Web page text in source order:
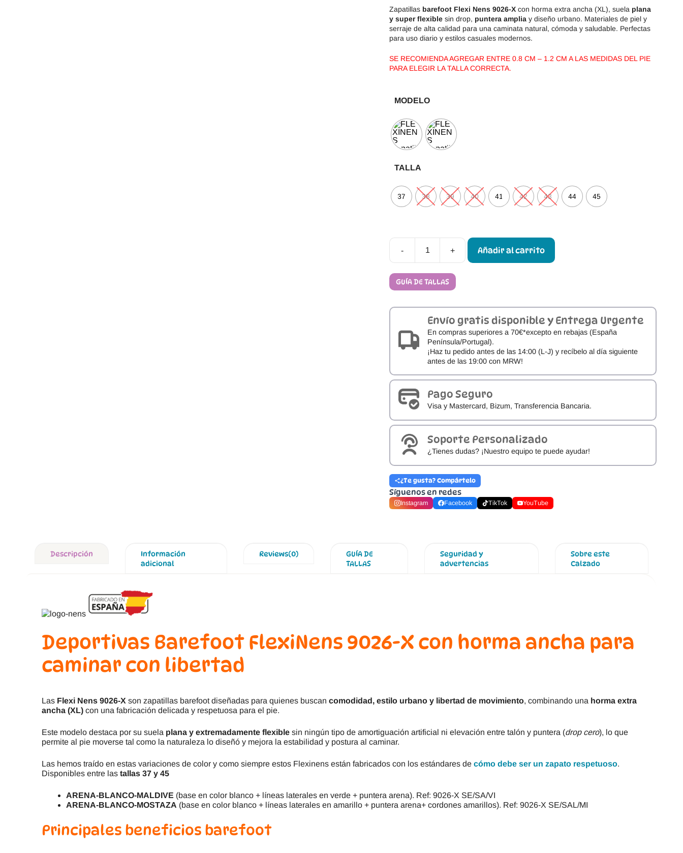
Zapatillas barefoot Flexi Nens 9026-X con horma extra ancha (XL), suela plana
y super flexible sin drop, puntera amplia y diseño urbano. Materiales de piel y
serraje de alta calidad para una caminata natural, cómoda y saludable. Perfectas
para uso diario y estilos casuales modernos.
SE RECOMIENDA AGREGAR ENTRE 0.8 CM – 1.2 CM A LAS MEDIDAS DEL PIE
PARA ELEGIR LA TALLA CORRECTA.
MODELO
TALLA
37 38 39 40 41 42 43 44 45
-
Deportivas
Barefoot
FlexiNens
9026-
X
+ Añadir al carrito
GUÍA DE TALLAS
Envío gratis disponible y Entrega Urgente
En compras superiores a 70€*excepto en rebajas (España
Península/Portugal).
¡Haz tu pedido antes de las 14:00 (L-J) y recíbelo al día siguiente
antes de las 19:00 con MRW!
Pago Seguro
Visa y Mastercard, Bizum, Transferencia Bancaria.
Soporte Personalizado
¿Tienes dudas? ¡Nuestro equipo te puede ayudar!
¿Te gusta? Compártelo
Síguenos en redes
Instagram Facebook TikTok YouTube
Descripción
Información
adicional
Reviews(0)
GUÍA DE
TALLAS
Seguridad y
advertencias
Sobre este
Calzado
Deportivas Barefoot FlexiNens 9026-X con horma ancha para
caminar con libertad
Las Flexi Nens 9026-X son zapatillas barefoot diseñadas para quienes buscan comodidad, estilo urbano y libertad de movimiento, combinando una horma extra
ancha (XL) con una fabricación delicada y respetuosa para el pie.
Este modelo destaca por su suela plana y extremadamente flexible sin ningún tipo de amortiguación artificial ni elevación entre talón y puntera (drop cero), lo que
permite al pie moverse tal como la naturaleza lo diseñó y mejora la estabilidad y postura al caminar.
Las hemos traído en estas variaciones de color y como siempre estos Flexinens están fabricados con los estándares de cómo debe ser un zapato respetuoso.
Disponibles entre las tallas 37 y 45
ARENA-BLANCO-MALDIVE (base en color blanco + líneas laterales en verde + puntera arena). Ref: 9026-X SE/SA/VI
ARENA-BLANCO-MOSTAZA (base en color blanco + líneas laterales en amarillo + puntera arena+ cordones amarillos). Ref: 9026-X SE/SAL/MI
Principales beneficios barefoot